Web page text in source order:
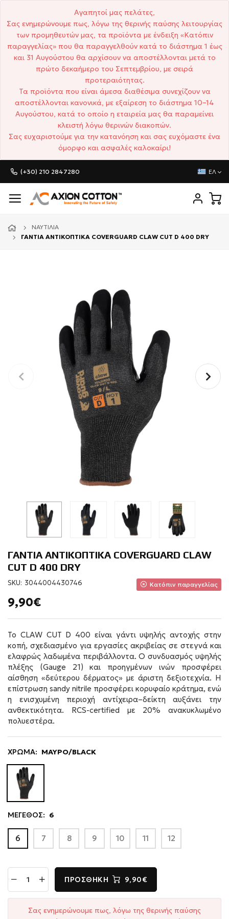
Αγαπητοί μας πελάτες,
Σας ενημερώνουμε πως, λόγω της θερινής παύσης λειτουργίας
των προμηθευτών μας, τα προϊόντα με ένδειξη «Κατόπιν
παραγγελίας» που θα παραγγελθούν κατά το διάστημα 1 έως
και 31 Αυγούστου θα αρχίσουν να αποστέλλονται μετά το
πρώτο δεκαήμερο του Σεπτεμβρίου, με σειρά
προτεραιότητας.
Τα προϊόντα που είναι άμεσα διαθέσιμα συνεχίζουν να
αποστέλλονται κανονικά, με εξαίρεση το διάστημα 10–14
Αυγούστου, κατά το οποίο η εταιρεία μας θα παραμείνει
κλειστή λόγω θερινών διακοπών.
Σας ευχαριστούμε για την κατανόηση και σας ευχόμαστε ένα
όμορφο και ασφαλές καλοκαίρι!
(+30) 210 2847280 ΕΛ
ΝΑΥΤΙΛΊΑ
ΓΑΝΤΙΑ ΑΝΤΙΚΟΠΤΙΚΑ COVERGUARD CLAW CUT D 400 DRY
ΓΑΝΤΙΑ ΑΝΤΙΚΟΠΤΙΚΑ COVERGUARD CLAW
CUT D 400 DRY
SKU: 3044004430746 Κατόπιν παραγγελίας
9,90€
Το CLAW CUT D 400 είναι γάντι υψηλής αντοχής στην
κοπή, σχεδιασμένο για εργασίες ακριβείας σε στεγνά και
ελαφρώς λαδωμένα περιβάλλοντα. Ο συνδυασμός υψηλής
πλέξης (Gauge 21) και προηγμένων ινών προσφέρει
αίσθηση «δεύτερου δέρματος» με άριστη δεξιοτεχνία. Η
επίστρωση sandy nitrile προσφέρει κορυφαίο κράτημα, ενώ
η ενισχυμένη περιοχή αντίχειρα–δείκτη αυξάνει την
ανθεκτικότητα. RCS-certified με 20% ανακυκλωμένο
πολυεστέρα.
ΧΡΩΜΑ: ΜΑΥΡΟ/BLACK
ΜΕΓΕΘΟΣ: 6
6 7 8 9 10 11 12
ΠΡΟΣΘΉΚΗ 9,90€
Σας ενημερώνουμε πως, λόγω της θερινής παύσης